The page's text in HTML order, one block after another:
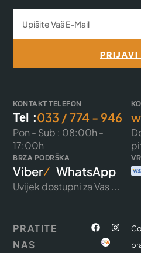
PRIJAVI
KONTAKT TELEFON
Tel :033 / 774 - 946
Pon - Sub : 08:00h -
17:00h
BRZA PODRŠKA
Viber WhatsApp
Uvijek dostupni za Vas ...
PRATITE
NAS